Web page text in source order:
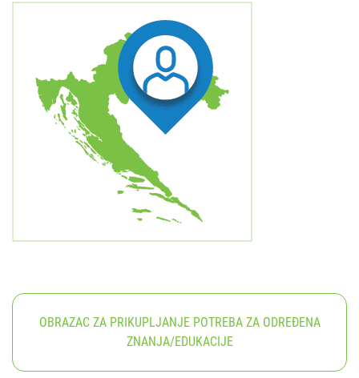
OBRAZAC ZA PRIKUPLJANJE POTREBA ZA ODREĐENA
ZNANJA/EDUKACIJE